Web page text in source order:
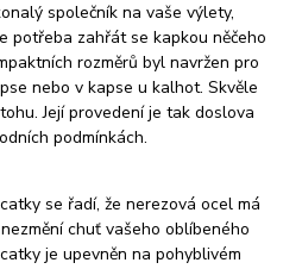
společník na vaše výlety,
potřeba zahřát se kapkou něčeho
rozměrů byl navržen pro
nebo v kapse u kalhot. Skvěle
Její provedení je tak doslova
podmínkách.
se řadí, že nerezová ocel má
chuť vašeho oblíbeného
je upevněn na pohyblivém